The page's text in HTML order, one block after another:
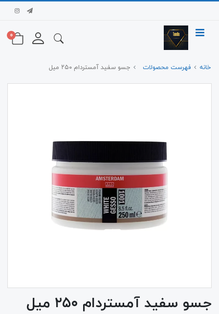
0
خانه فهرست محصولات جسو سفید آمستردام ۲۵۰ میل
جسو سفید آمستردام ۲۵۰ میل